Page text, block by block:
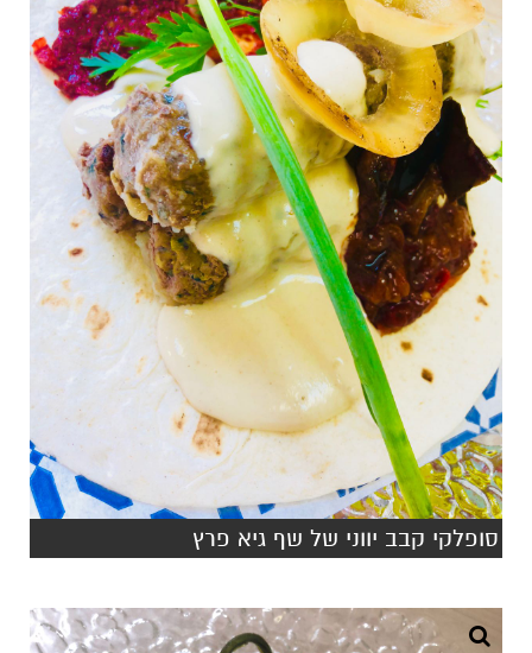
סופלקי קבב יווני של שף גיא פרץ